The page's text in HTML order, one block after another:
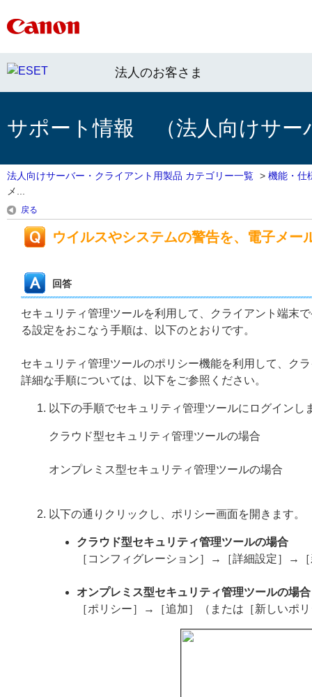
法人のお客さま
サポート情報 （法人向けサー
法人向けサーバー・クライアント用製品 カテゴリー一覧 > 機能・仕
メ...
戻る
ウイルスやシステムの警告を、電子メー
回答
セキュリティ管理ツールを利用して、クライアント端末
る設定をおこなう手順は、以下のとおりです。
セキュリティ管理ツールのポリシー機能を利用して、ク
詳細な手順については、以下をご参照ください。
以下の手順でセキュリティ管理ツールにログインし
クラウド型セキュリティ管理ツールの場合
オンプレミス型セキュリティ管理ツールの場合
以下の通りクリックし、ポリシー画面を開きます。
クラウド型セキュリティ管理ツールの場合
［コンフィグレーション］→［詳細設定］→
オンプレミス型セキュリティ管理ツールの場合
［ポリシー］→［追加］（または［新しいポ